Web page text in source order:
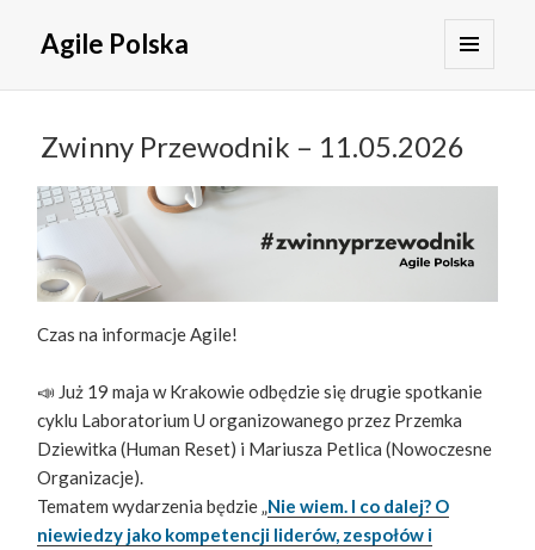
Agile Polska
WIDGETY
Zwinny Przewodnik – 11.05.2026
Czas na informacje Agile!
📣 Już 19 maja w Krakowie odbędzie się drugie spotkanie
cyklu Laboratorium U organizowanego przez Przemka
Dziewitka (Human Reset) i Mariusza Petlica (Nowoczesne
Organizacje).
Tematem wydarzenia będzie „ Nie wiem. I co dalej? O
niewiedzy jako kompetencji liderów, zespołów i